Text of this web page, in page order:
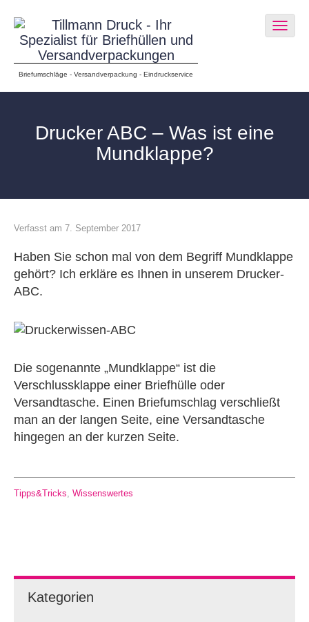
Briefumschläge - Versandverpackung - Eindruckservice
Drucker ABC – Was ist eine
Mundklappe?
Verfasst am 7. September 2017
Haben Sie schon mal von dem Begriff Mundklappe
gehört? Ich erkläre es Ihnen in unserem Drucker-
ABC.
Die sogenannte „Mundklappe“ ist die
Verschlussklappe einer Briefhülle oder
Versandtasche. Einen Briefumschlag verschließt
man an der langen Seite, eine Versandtasche
hingegen an der kurzen Seite.
Tipps&Tricks Wissenswertes
Kategorien